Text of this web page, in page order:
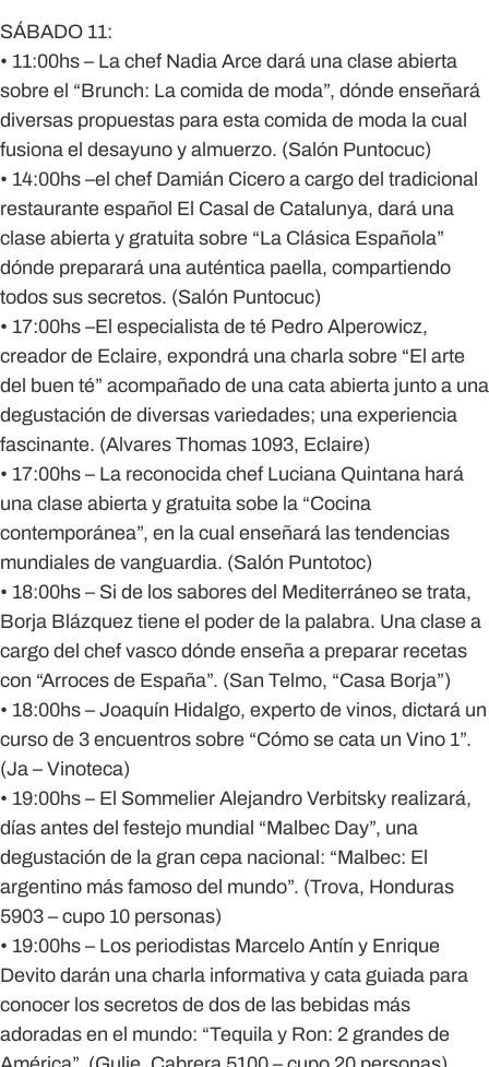
SÁBADO 11:
• 11:00hs – La chef Nadia Arce dará una clase abierta
sobre el “Brunch: La comida de moda”, dónde enseñará
diversas propuestas para esta comida de moda la cual
fusiona el desayuno y almuerzo. (Salón Puntocuc)
• 14:00hs –el chef Damián Cicero a cargo del tradicional
restaurante español El Casal de Catalunya, dará una
clase abierta y gratuita sobre “La Clásica Española”
dónde preparará una auténtica paella, compartiendo
todos sus secretos. (Salón Puntocuc)
• 17:00hs –El especialista de té Pedro Alperowicz,
creador de Eclaire, expondrá una charla sobre “El arte
del buen té” acompañado de una cata abierta junto a una
degustación de diversas variedades; una experiencia
fascinante. (Alvares Thomas 1093, Eclaire)
• 17:00hs – La reconocida chef Luciana Quintana hará
una clase abierta y gratuita sobe la “Cocina
contemporánea”, en la cual enseñará las tendencias
mundiales de vanguardia. (Salón Puntotoc)
• 18:00hs – Si de los sabores del Mediterráneo se trata,
Borja Blázquez tiene el poder de la palabra. Una clase a
cargo del chef vasco dónde enseña a preparar recetas
con “Arroces de España”. (San Telmo, “Casa Borja”)
• 18:00hs – Joaquín Hidalgo, experto de vinos, dictará un
curso de 3 encuentros sobre “Cómo se cata un Vino 1”.
(Ja – Vinoteca)
• 19:00hs – El Sommelier Alejandro Verbitsky realizará,
días antes del festejo mundial “Malbec Day”, una
degustación de la gran cepa nacional: “Malbec: El
argentino más famoso del mundo”. (Trova, Honduras
5903 – cupo 10 personas)
• 19:00hs – Los periodistas Marcelo Antín y Enrique
Devito darán una charla informativa y cata guiada para
conocer los secretos de dos de las bebidas más
adoradas en el mundo: “Tequila y Ron: 2 grandes de